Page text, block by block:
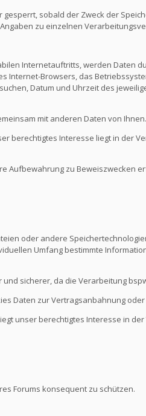
sobald der Zweck der
zu einzelnen
Internetauftritts, werden Daten
Internet-Browsers, das
Datum und Uhrzeit des
mit anderen Daten von Ihnen.
berechtigtes Interesse liegt in der
Aufbewahrung zu Beweiszwecken
oder andere
Umfang bestimmte
sicherer, da die Verarbeitung
Daten zur Vertragsanbahnung
unser berechtigtes Interesse in
Forums konsequent zu schützen.